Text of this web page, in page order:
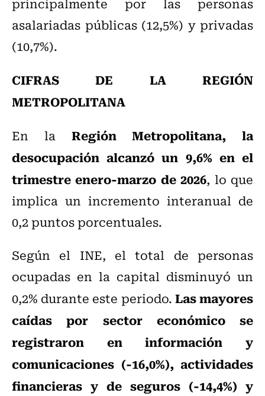
asalariadas públicas (12,5%) y privadas
(10,7%).
CIFRAS DE LA REGIÓN
METROPOLITANA
En la Región Metropolitana, la
desocupación alcanzó un 9,6% en el
trimestre enero-marzo de 2026, lo que
implica un incremento interanual de
0,2 puntos porcentuales.
Según el INE, el total de personas
ocupadas en la capital disminuyó un
0,2% durante este periodo.Las mayores
caídas por sector económico se
registraron en información y
comunicaciones (-16,0%), actividades
financieras y de seguros (-14,4%) y